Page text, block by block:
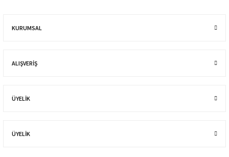
KURUMSAL
ALIŞVERIŞ
ÜYELİK
ÜYELİK